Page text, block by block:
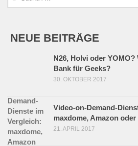
nach:
NEUE BEITRÄGE
N26, Holvi oder
Bank für Geeks?
30. OKTOBER 2017
Video-on-Demand-
maxdome, Amazon
21. APRIL 2017